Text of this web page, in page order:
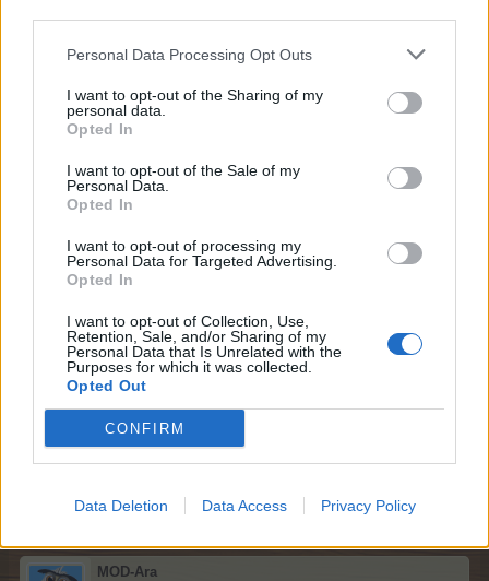
Personal Data Processing Opt Outs
I want to opt-out of the Sharing of my
personal data.
Opted In
I want to opt-out of the Sale of my
Personal Data.
Opted In
I want to opt-out of processing my
Personal Data for Targeted Advertising.
Opted In
I want to opt-out of Collection, Use,
Retention, Sale, and/or Sharing of my
Personal Data that Is Unrelated with the
Purposes for which it was collected.
Opted Out
CONFIRM
Data Deletion Data Access Privacy Policy
eventet med de andre farmere, det kan være alt lige fra
hvilken strategi du
Husk at dette ikke er en feedback tråd, så har du et
ønske om at afgive feedback, skal du benytte feedback
sektionen.
God fornøjelse
Farmerama Teamet
11 Marts 2026
skovbær
Forum-lærling
hej hvordan gør man
jeg har lavet de to forskellige benzin
MOD-Ara